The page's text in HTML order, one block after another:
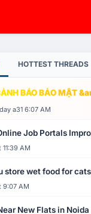
HOTTEST THREADS
BÁO BẢO MẬT
a31 6:07 AM
Job Portals
AM
store wet food for
9:07 AM
New Flats in Noida